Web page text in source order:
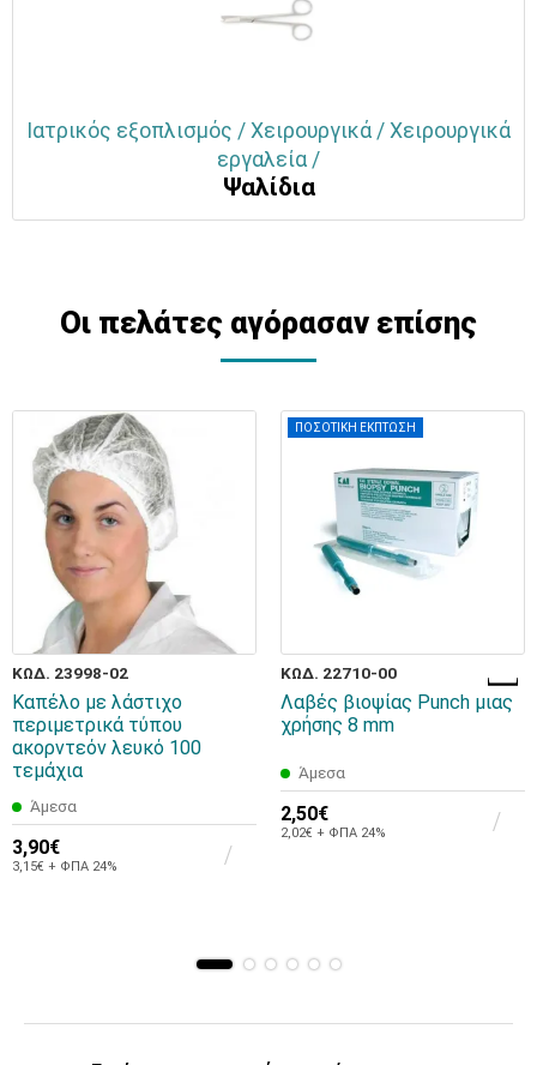
Ιατρικός εξοπλισμός / Χειρουργικά / Χειρουργικά
εργαλεία /
Ψαλίδια
Οι πελάτες αγόρασαν επίσης
ΚΩΔ. 23998-02
Καπέλο με λάστιχο
περιμετρικά τύπου
ακορντεόν λευκό 100
τεμάχια
Άμεσα
3,90€
3,15€ + ΦΠΑ 24%
ΠΟΣΟΤΙΚΗ ΕΚΠΤΩΣΗ
ΚΩΔ. 22710-00
Λαβές βιοψίας Punch μιας
χρήσης 8 mm
Άμεσα
2,50€
2,02€ + ΦΠΑ 24%